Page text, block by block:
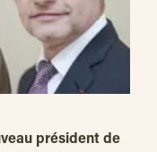
président de